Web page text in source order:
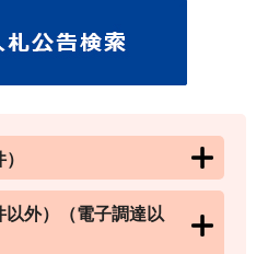
以外）（電子調達以